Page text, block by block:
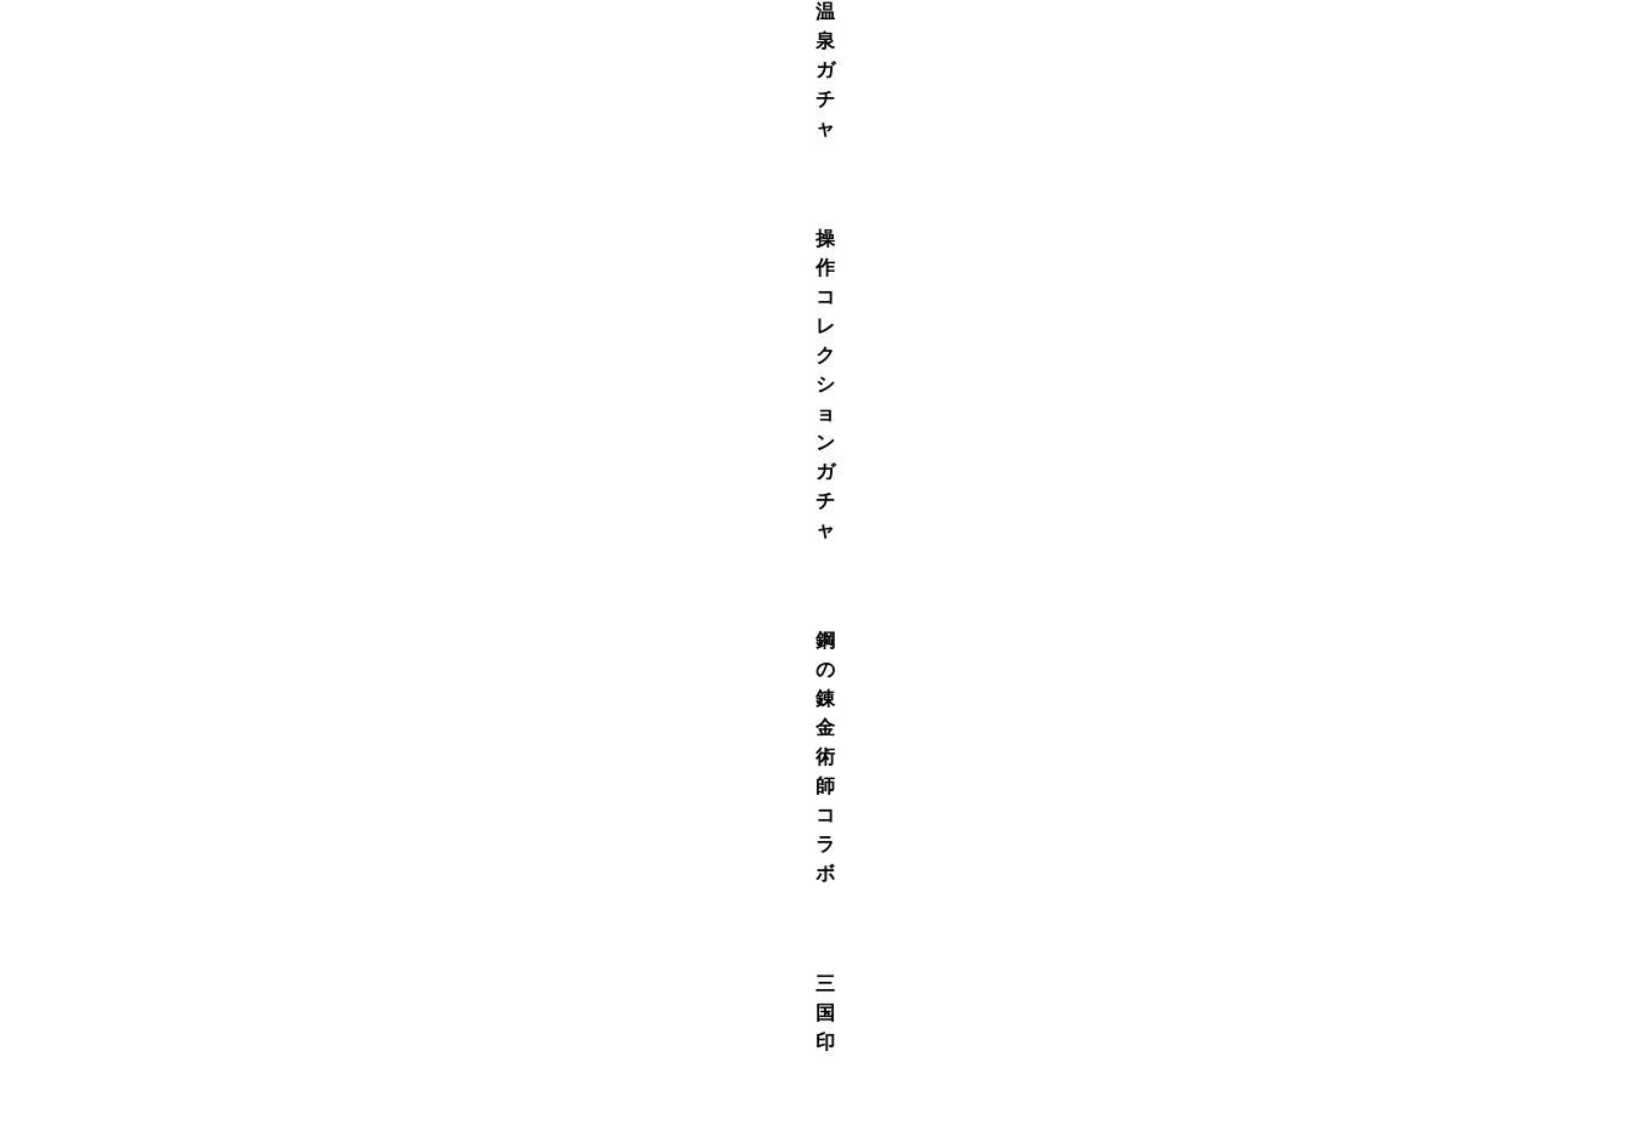
温
泉
ガ
チ
ャ
操
作
コ
レ
ク
シ
ョ
ン
ガ
チ
ャ
鋼
の
錬
金
術
師
コ
ラ
ボ
三
国
印